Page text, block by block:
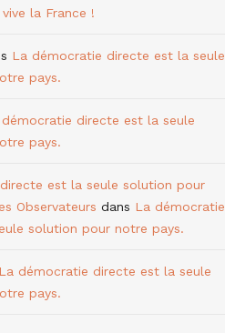
la France !
La démocratie directe est la seule
pays.
directe est la seule
pays.
est la seule solution pour
Observateurs dans La démocratie
solution pour notre pays.
La démocratie directe est la seule
pays.